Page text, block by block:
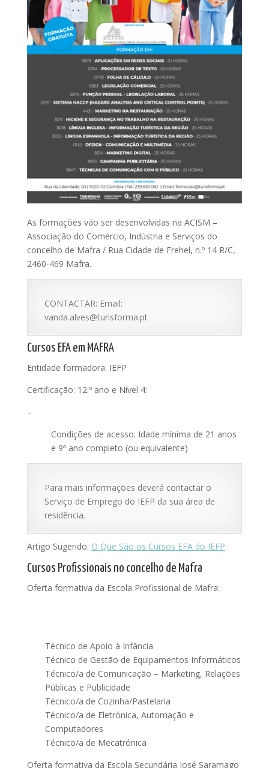
As formações vão ser desenvolvidas na ACISM –
Associação do Comércio, Indústria e Serviços do
concelho de Mafra / Rua Cidade de Frehel, n.º 14 R/C,
2460-469 Mafra.
CONTACTAR: Email:
vanda.alves@turisforma.pt
Cursos EFA em MAFRA
Entidade formadora: IEFP
Certificação: 12.º ano e Nível 4:
–
Condições de acesso: Idade mínima de 21 anos
e 9º ano completo (ou equivalente)
Para mais informações deverá contactar o
Serviço de Emprego do IEFP da sua área de
residência.
Artigo Sugerido: O Que São os Cursos EFA do IEFP
Cursos Profissionais no concelho de Mafra
Oferta formativa da Escola Profissional de Mafra:
Técnico de Apoio à Infância
Técnico de Gestão de Equipamentos Informáticos
Técnico/a de Comunicação – Marketing, Relações
Públicas e Publicidade
Técnico/a de Cozinha/Pastelaria
Técnico/a de Eletrónica, Automação e
Computadores
Técnico/a de Mecatrónica
Oferta formativa da Escola Secundária José Saramago